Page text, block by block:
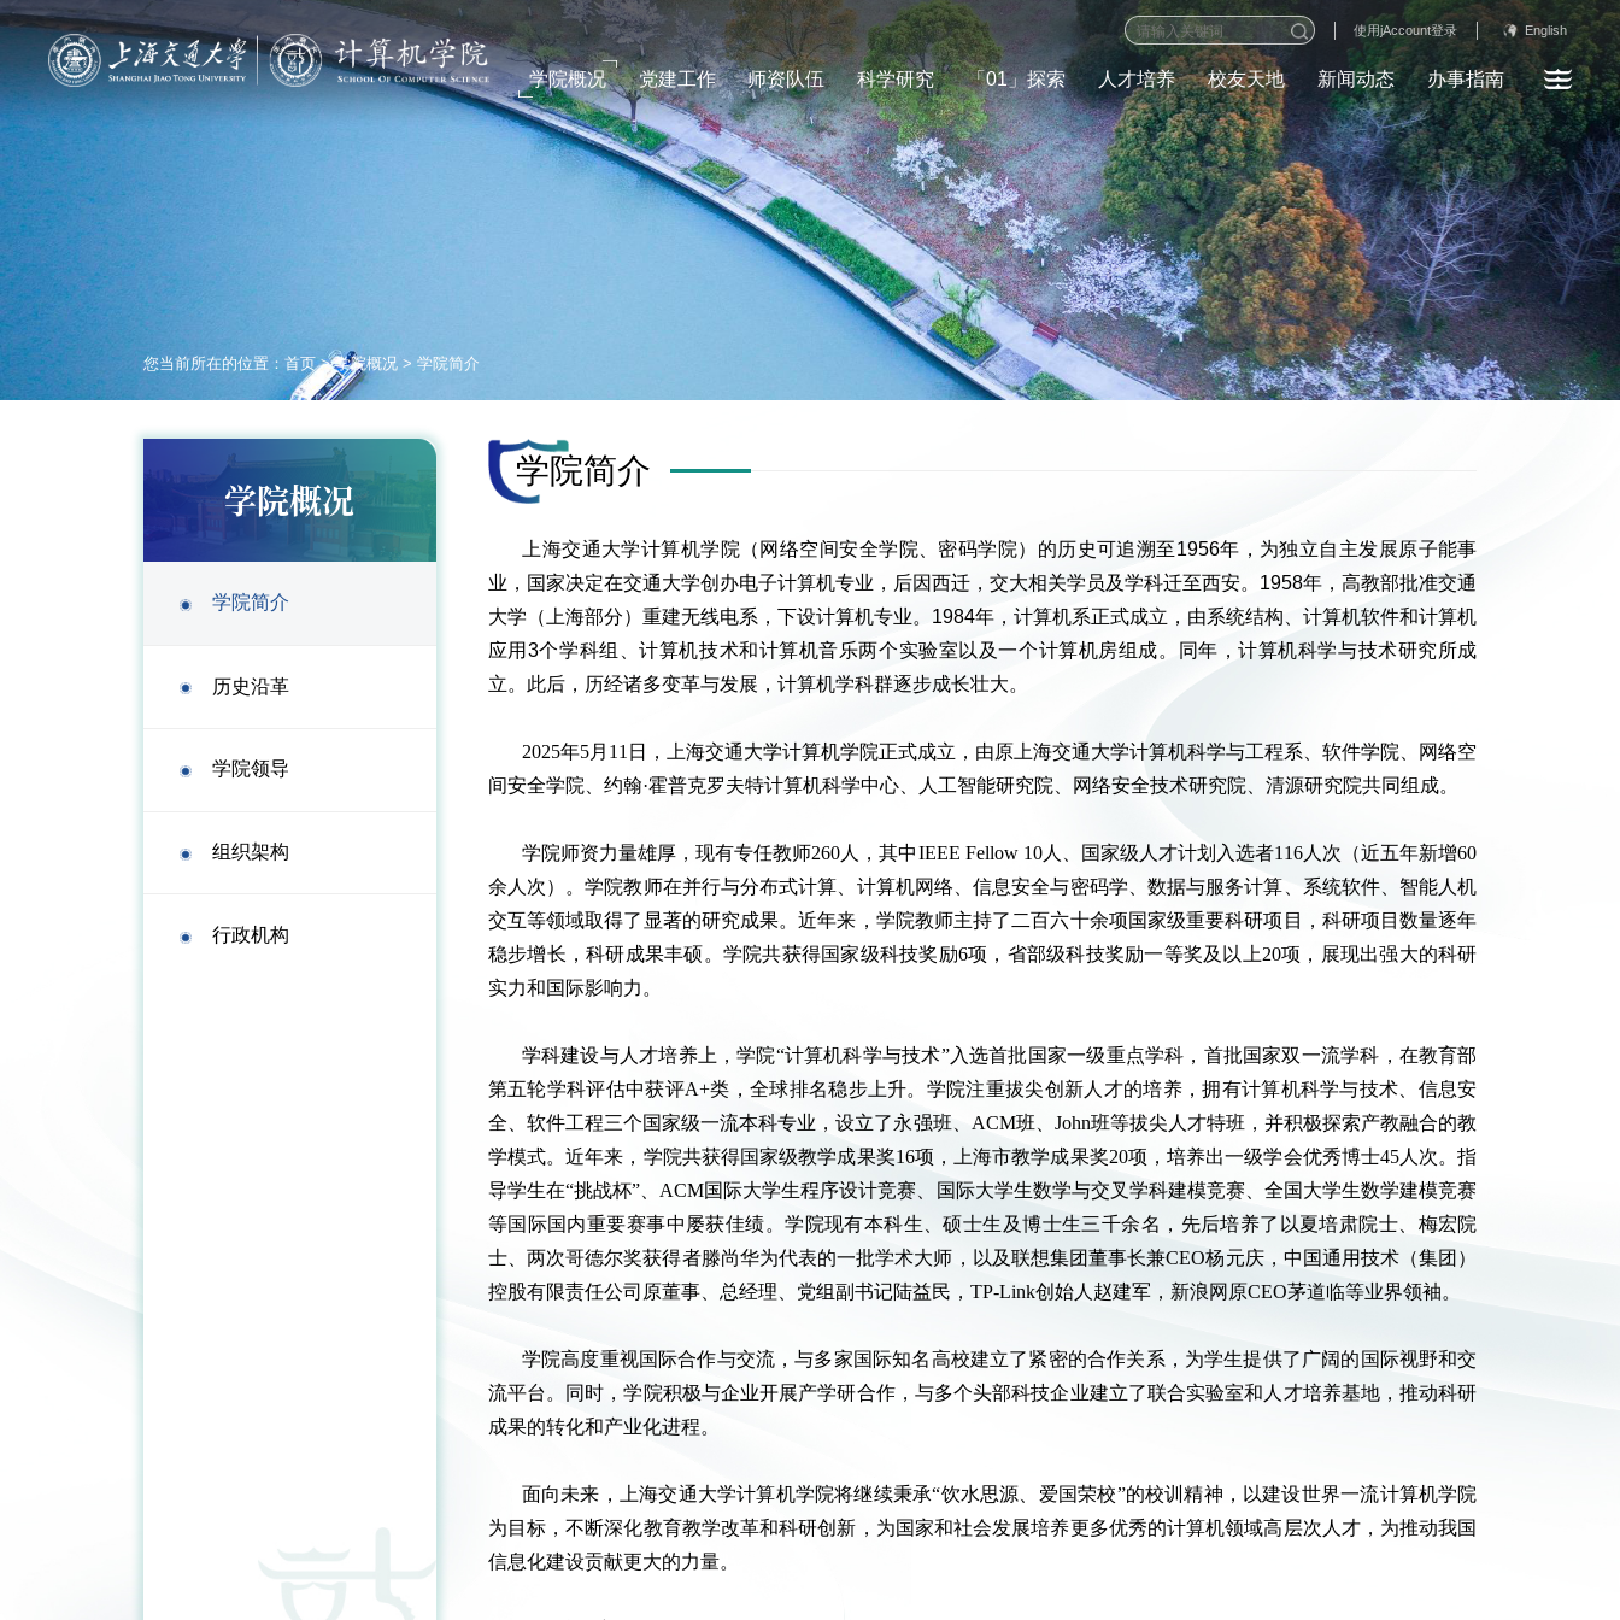
使用jAccount登录 English
学院概况 党建工作 师资队伍 科学研究 「01」探索 人才培养 校友天地 新闻动态 办事指南
您当前所在的位置： 首页>学院概况> 学院简介
学院概况
学院简介
历史沿革
学院领导
组织架构
行政机构
学院简介
上海交通大学计算机学院（网络空间安全学院、密码学院）的历史可追溯至1956年，为独立自主发展原子能事
业，国家决定在交通大学创办电子计算机专业，后因西迁，交大相关学员及学科迁至西安。1958年，高教部批准交通
大学（上海部分）重建无线电系，下设计算机专业。1984年，计算机系正式成立，由系统结构、计算机软件和计算机
应用3个学科组、计算机技术和计算机音乐两个实验室以及一个计算机房组成。同年，计算机科学与技术研究所成
立。此后，历经诸多变革与发展，计算机学科群逐步成长壮大。
2025年5月11日，上海交通大学计算机学院正式成立，由原上海交通大学计算机科学与工程系、软件学院、网络空
间安全学院、约翰·霍普克罗夫特计算机科学中心、人工智能研究院、网络安全技术研究院、清源研究院共同组成。
学院师资力量雄厚，现有专任教师260人，其中IEEE Fellow 10人、国家级人才计划入选者116人次（近五年新增60
余人次）。学院教师在并行与分布式计算、计算机网络、信息安全与密码学、数据与服务计算、系统软件、智能人机
交互等领域取得了显著的研究成果。近年来，学院教师主持了二百六十余项国家级重要科研项目，科研项目数量逐年
稳步增长，科研成果丰硕。学院共获得国家级科技奖励6项，省部级科技奖励一等奖及以上20项，展现出强大的科研
实力和国际影响力。
学科建设与人才培养上，学院“计算机科学与技术”入选首批国家一级重点学科，首批国家双一流学科，在教育部
第五轮学科评估中获评A+类，全球排名稳步上升。学院注重拔尖创新人才的培养，拥有计算机科学与技术、信息安
全、软件工程三个国家级一流本科专业，设立了永强班、ACM班、John班等拔尖人才特班，并积极探索产教融合的教
学模式。近年来，学院共获得国家级教学成果奖16项，上海市教学成果奖20项，培养出一级学会优秀博士45人次。指
导学生在“挑战杯”、ACM国际大学生程序设计竞赛、国际大学生数学与交叉学科建模竞赛、全国大学生数学建模竞赛
等国际国内重要赛事中屡获佳绩。学院现有本科生、硕士生及博士生三千余名，先后培养了以夏培肃院士、梅宏院
士、两次哥德尔奖获得者滕尚华为代表的一批学术大师，以及联想集团董事长兼CEO杨元庆，中国通用技术（集团）
控股有限责任公司原董事、总经理、党组副书记陆益民，TP-Link创始人赵建军，新浪网原CEO茅道临等业界领袖。
学院高度重视国际合作与交流，与多家国际知名高校建立了紧密的合作关系，为学生提供了广阔的国际视野和交
流平台。同时，学院积极与企业开展产学研合作，与多个头部科技企业建立了联合实验室和人才培养基地，推动科研
成果的转化和产业化进程。
面向未来，上海交通大学计算机学院将继续秉承“饮水思源、爱国荣校”的校训精神，以建设世界一流计算机学院
为目标，不断深化教育教学改革和科研创新，为国家和社会发展培养更多优秀的计算机领域高层次人才，为推动我国
信息化建设贡献更大的力量。